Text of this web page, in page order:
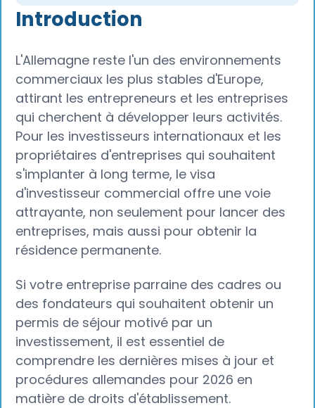
Introduction
L'Allemagne reste l'un des environnements
commerciaux les plus stables d'Europe,
attirant les entrepreneurs et les entreprises
qui cherchent à développer leurs activités.
Pour les investisseurs internationaux et les
propriétaires d'entreprises qui souhaitent
s'implanter à long terme, le visa
d'investisseur commercial offre une voie
attrayante, non seulement pour lancer des
entreprises, mais aussi pour obtenir la
résidence permanente.
Si votre entreprise parraine des cadres ou
des fondateurs qui souhaitent obtenir un
permis de séjour motivé par un
investissement, il est essentiel de
comprendre les dernières mises à jour et
procédures allemandes pour 2026 en
matière de droits d'établissement.